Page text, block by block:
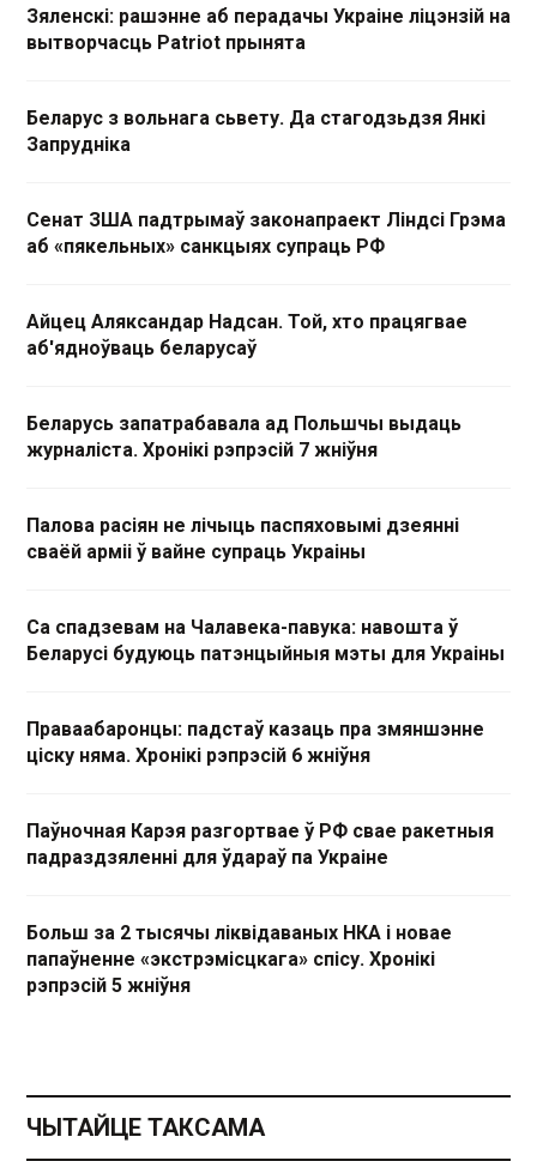
Зяленскі: рашэнне аб перадачы Украіне ліцэнзій на
вытворчасць Patriot прынята
Беларус з вольнага сьвету. Да стагодзьдзя Янкі
Запрудніка
Сенат ЗША падтрымаў законапраект Ліндсі Грэма
аб «пякельных» санкцыях супраць РФ
Айцец Аляксандар Надсан. Той, хто працягвае
аб'ядноўваць беларусаў
Беларусь запатрабавала ад Польшчы выдаць
журналіста. Хронікі рэпрэсій 7 жніўня
Палова расіян не лічыць паспяховымі дзеянні
сваёй арміі ў вайне супраць Украіны
Са спадзевам на Чалавека-павука: навошта ў
Беларусі будуюць патэнцыйныя мэты для Украіны
Праваабаронцы: падстаў казаць пра змяншэнне
ціску няма. Хронікі рэпрэсій 6 жніўня
Паўночная Карэя разгортвае ў РФ свае ракетныя
падраздзяленні для ўдараў па Украіне
Больш за 2 тысячы ліквідаваных НКА і новае
папаўненне «экстрэмісцкага» спісу. Хронікі
рэпрэсій 5 жніўня
ЧЫТАЙЦЕ ТАКСАМА